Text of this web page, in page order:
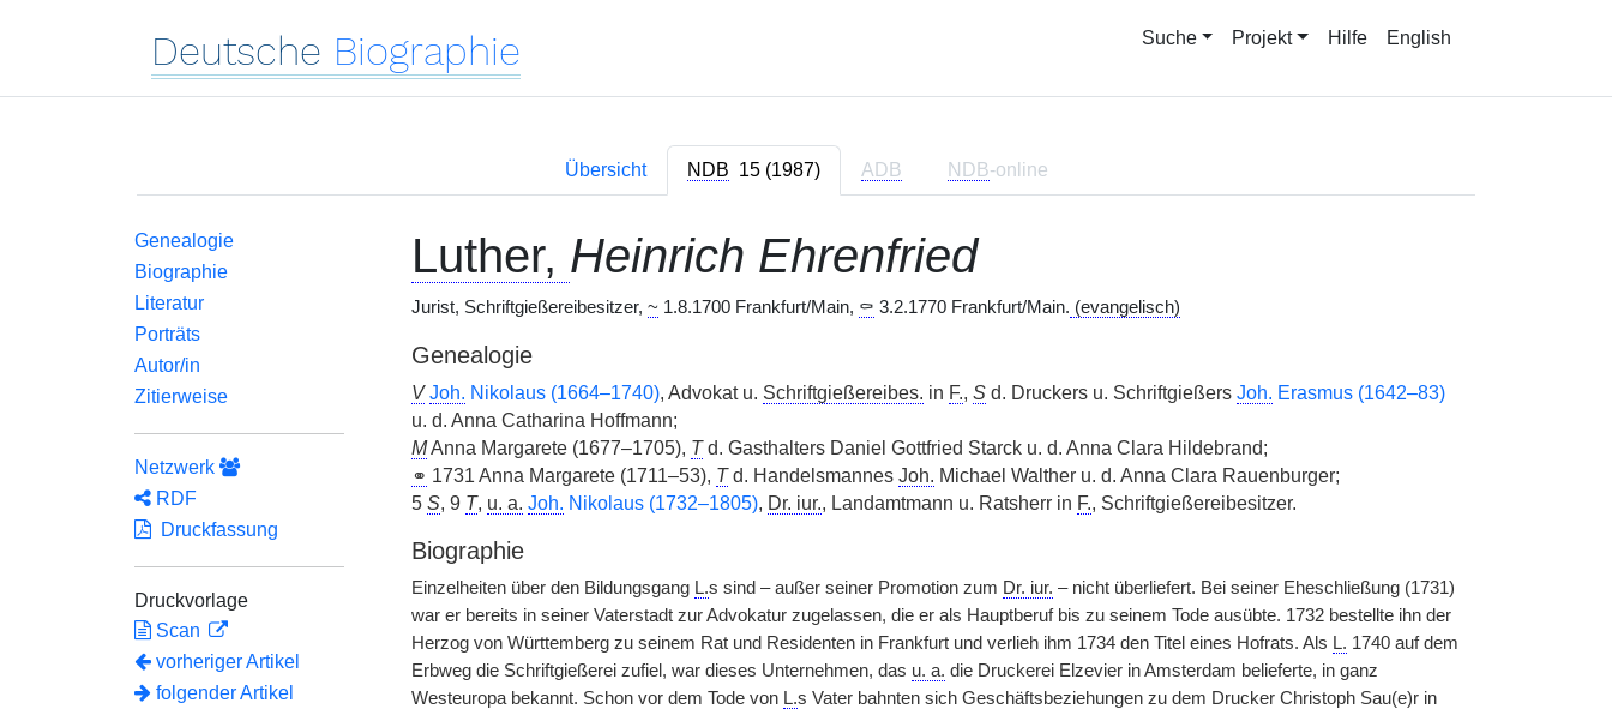
Deutsche Biographie Suche Projekt Hilfe English
Übersicht NDB 15 (1987) ADB NDB-online
Genealogie
Biographie
Literatur
Porträts
Autor/in
Zitierweise
Netzwerk
RDF
Druckfassung
Druckvorlage
Scan
vorheriger Artikel
folgender Artikel
Luther, Heinrich Ehrenfried
Jurist, Schriftgießereibesitzer, ~ 1.8.1700 Frankfurt/Main, ⚰ 3.2.1770 Frankfurt/Main. (evangelisch)
Genealogie
V Joh. Nikolaus (1664–1740), Advokat u. Schriftgießereibes. in F., Sd. Druckers u. Schriftgießers Joh. Erasmus (1642–83)
u. d. Anna Catharina Hoffmann;
MAnna Margarete (1677–1705), Td. Gasthalters Daniel Gottfried Starck u. d. Anna Clara Hildebrand;
⚭ 1731 Anna Margarete (1711–53), Td. Handelsmannes Joh. Michael Walther u. d. Anna Clara Rauenburger;
5 S, 9 T, u. a. Joh. Nikolaus (1732–1805), Dr. iur., Landamtmann u. Ratsherr in F., Schriftgießereibesitzer.
Biographie
Einzelheiten über den Bildungsgang L.s sind – außer seiner Promotion zum Dr. iur. – nicht überliefert. Bei seiner Eheschließung (1731)
war er bereits in seiner Vaterstadt zur Advokatur zugelassen, die er als Hauptberuf bis zu seinem Tode ausübte. 1732 bestellte ihn der
Herzog von Württemberg zu seinem Rat und Residenten in Frankfurt und verlieh ihm 1734 den Titel eines Hofrats. Als L. 1740 auf dem
Erbweg die Schriftgießerei zufiel, war dieses Unternehmen, das u. a. die Druckerei Elzevier in Amsterdam belieferte, in ganz
Westeuropa bekannt. Schon vor dem Tode von L.s Vater bahnten sich Geschäftsbeziehungen zu dem Drucker Christoph Sau(e)r in